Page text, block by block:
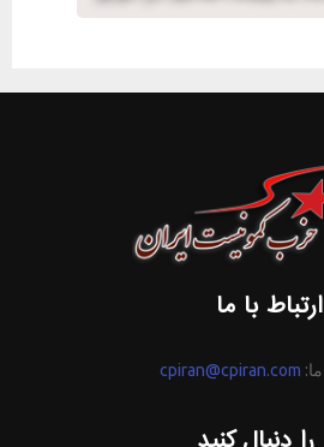
ارتباط با ما
cpiran@cpiran.com